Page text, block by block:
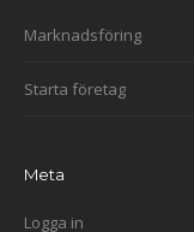
Marknadsföring
Starta företag
Meta
Logga in